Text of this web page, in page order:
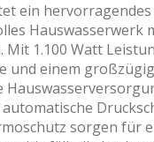
ein
Hauswasserwerk
Mit 1.100 Watt
und einem
sorgen für